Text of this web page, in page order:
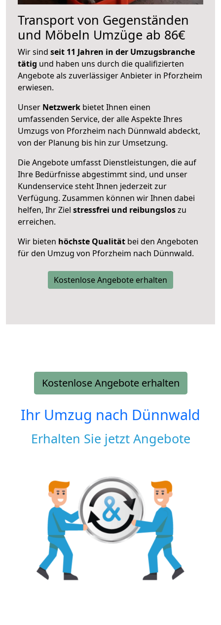
Transport von Gegenständen
und Möbeln Umzüge ab 86€
Wir sind seit 11 Jahren in der Umzugsbranche
tätig und haben uns durch die qualifizierten
Angebote als zuverlässiger Anbieter in Pforzheim
erwiesen.
Unser Netzwerk bietet Ihnen einen
umfassenden Service, der alle Aspekte Ihres
Umzugs von Pforzheim nach Dünnwald abdeckt,
von der Planung bis hin zur Umsetzung.
Die Angebote umfasst Dienstleistungen, die auf
Ihre Bedürfnisse abgestimmt sind, und unser
Kundenservice steht Ihnen jederzeit zur
Verfügung. Zusammen können wir Ihnen dabei
helfen, Ihr Ziel stressfrei und reibungsloszu
erreichen.
Wir bieten höchste Qualität bei den Angeboten
für den Umzug von Pforzheim nach Dünnwald.
Kostenlose Angebote erhalten
Kostenlose Angebote erhalten
Ihr Umzug nach Dünnwald
Erhalten Sie jetzt Angebote